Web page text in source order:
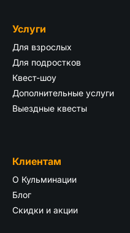
Услуги
Для взрослых
Для подростков
Квест-шоу
Дополнительные услуги
Выездные квесты
Клиентам
О Кульминации
Блог
Скидки и акции